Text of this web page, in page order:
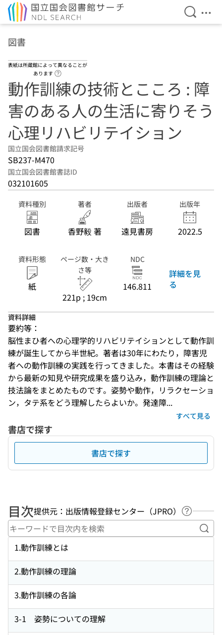
検索を
メ
図書
表紙は所蔵館によって異なることが
あります
動作訓練の技術とこころ : 障
害のある人の生活に寄りそう
心理リハビリテイション
国立国会図書館請求記号
SB237-M470
国立国会図書館書誌ID
032101605
資料種別
図書
著者
香野毅 著
出版者
遠見書房
出版年
2022.5
資料形態
紙
ページ数・大き
さ等
221p ; 19cm
NDC
146.811
詳細を見
る
資料詳細
要約等：
脳性まひ者への心理学的リハビリテイションとして動作訓
練が誕生してから半世紀。著者は30年にわたり，障害児
者への動作訓練の実践を行ってきました。本書はその経験
から最新の知見や研究成果を盛り込み，動作訓練の理論と
技法論をまとめたものです。姿勢や動作，リラクセーショ
ン，タテ系をどう理解したらよいか。発達障...
すべて見る
書店で探す
書店で探す
目次提供元：出版情報登録センター（JPRO）
ヘルプペ
キ
1.動作訓練とは
2.動作訓練の理論
3.動作訓練の各論
3-1 姿勢についての理解